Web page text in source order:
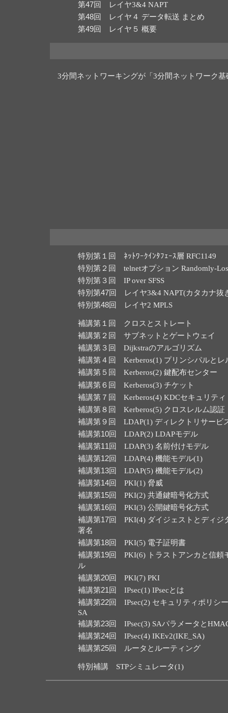
第47回
レイヤ3&4 NAPT
第48回
レイヤ４ データ転送 まとめ
第49回
レイヤ５ 概要
3分間ネットワーキングが「3分間ネットワーク
特別第１回
ﾈｯﾄﾜｰｸｲﾝﾀﾌｪｰｽ層 RFC1149
特別第２回
telnetオプション Randomly-
特別第３回
IP over SFSS
特別第47回
レイヤ3&4 NAPT(カタカナ抜
特別第48回
レイヤ2 MPLS
補講第１回
クロスとストレート
補講第２回
サブネットとゲートウェイ
補講第３回
Dijkstraのアルゴリズム
補講第４回
Kerberos(1) プリンシパルとレ
補講第５回
Kerberos(2) 鍵配布センター
補講第６回
Kerberos(3) チケット
補講第７回
Kerberos(4) KDCセキュリティ
補講第８回
Kerberos(5) クロスレルム認証
補講第９回
LDAP(1) ディレクトリサービ
補講第10回
LDAP(2) LDAPモデル
補講第11回
LDAP(3) 名前付けモデル
補講第12回
LDAP(4) 機能モデル(1)
補講第13回
LDAP(5) 機能モデル(2)
補講第14回
PKI(1) 脅威
補講第15回
PKI(2) 共通鍵暗号化方式
補講第16回
PKI(3) 公開鍵暗号化方式
補講第17回
PKI(4) ダイジェストとディジ
署名
補講第18回
PKI(5) 電子証明書
補講第19回
PKI(6) トラストアンカと信頼
ル
補講第20回
PKI(7) PKI
補講第21回
IPsec(1) IPsecとは
補講第22回
IPsec(2) セキュリティポリシ
SA
補講第23回
IPsec(3) SAパラメータと
補講第24回
IPsec(4) IKEv2(IKE_SA)
補講第25回
ルータとルーティング
特別補講 STPシミュレータ(1)